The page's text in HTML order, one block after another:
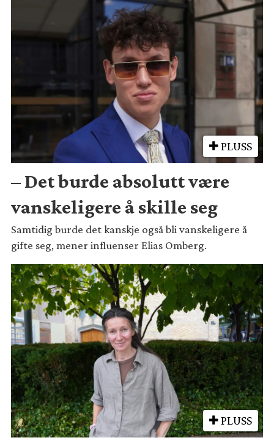
PLUSS
– Det burde absolutt være
vanskeligere å skille seg
Samtidig burde det kanskje også bli vanskeligere å
gifte seg, mener influenser Elias Omberg.
PLUSS